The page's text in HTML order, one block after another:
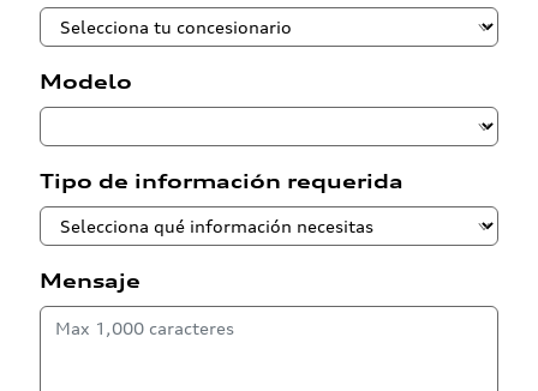
Modelo
Tipo de información requerida
Mensaje